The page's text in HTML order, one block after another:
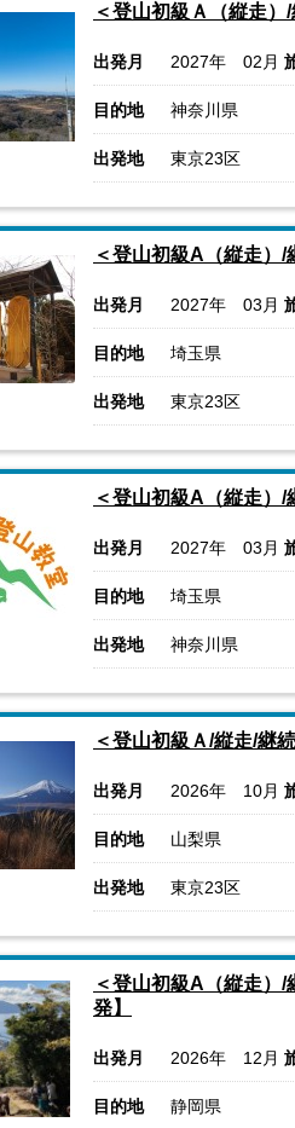
＜登山初級Ａ（縦走
出発月 2027年 02月
目的地 神奈川県
出発地 東京23区
＜登山初級A（縦走
出発月 2027年 03月
目的地 埼玉県
出発地 東京23区
＜登山初級A（縦走
出発月 2027年 03月
目的地 埼玉県
出発地 神奈川県
＜登山初級Ａ/縦走/
出発月 2026年 10月
目的地 山梨県
出発地 東京23区
＜登山初級A（縦走
発】
出発月 2026年 12月
目的地 静岡県